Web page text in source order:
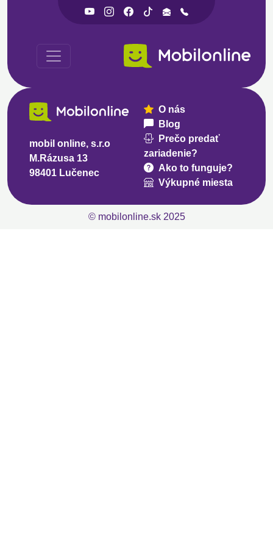
mobil online, s.r.o
M.Rázusa 13
98401 Lučenec
O nás
Blog
Prečo predať
zariadenie?
Ako to funguje?
Výkupné miesta
© mobilonline.sk 2025